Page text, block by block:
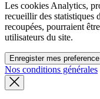
Les cookies Analytics,
recueillir des statistiques
recoupées, pourraient
utilisateurs du site.
Enregister mes preference
Nos conditions générales